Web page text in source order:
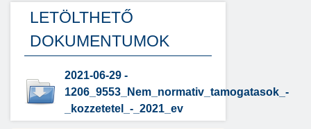
LETÖLTHETŐ
DOKUMENTUMOK
2021-06-29 -
1206_9553_Nem_normativ_tamogatasok_-
_kozzetetel_-_2021_ev